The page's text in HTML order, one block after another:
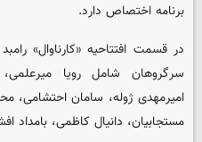
برنامه اختصاص دارد.
در قسمت افتتاحیه «کارناوال»
سرگروهان شامل رویا
امیرمهدی ژوله، سامان احتشامی،
مستجابیان، دانیال کاظمی، بامداد